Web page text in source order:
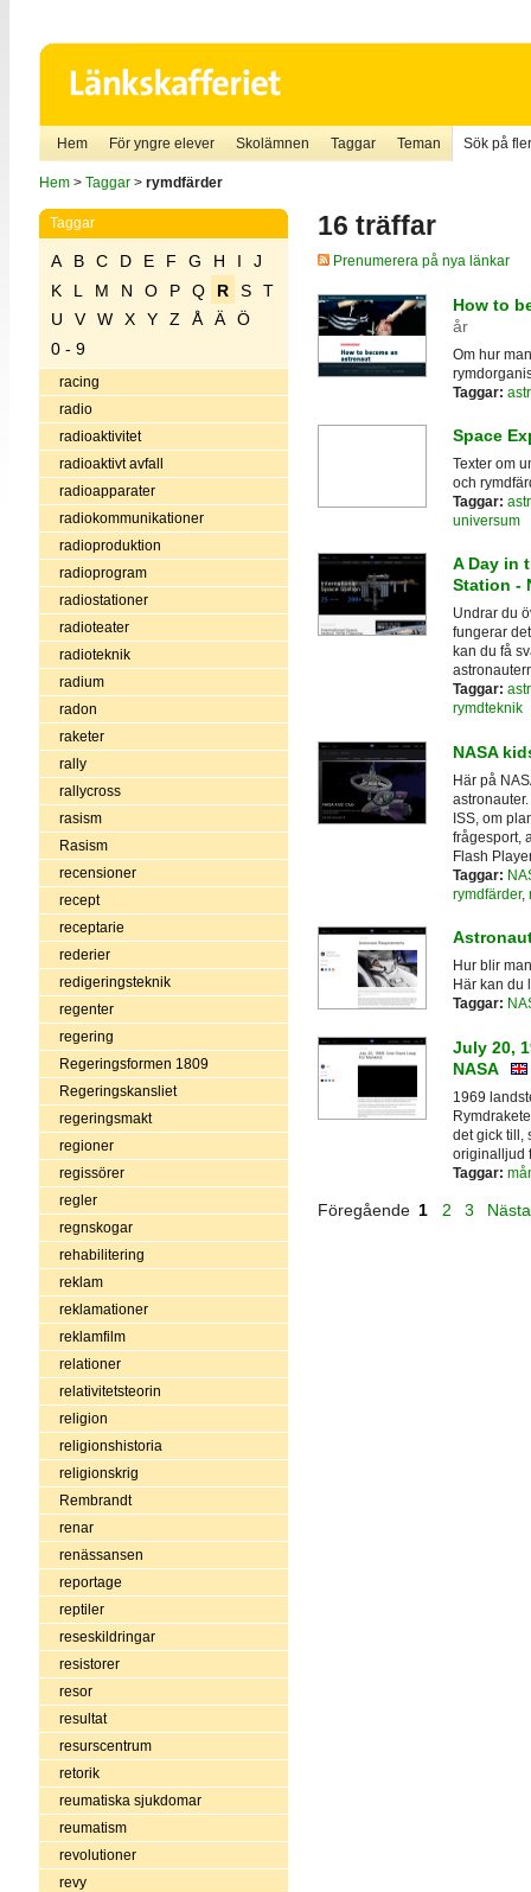
Hem För yngre elever Skolämnen Taggar Teman Sök på
Hem> Taggar> rymdfärder
Taggar
A B C D E F G H I
J
K
L M N O P Q R S
T
U
V W X Y Z Å Ä
Ö
0 - 9
racing
radio
radioaktivitet
radioaktivt avfall
radioapparater
radiokommunikationer
radioproduktion
radioprogram
radiostationer
radioteater
radioteknik
radium
radon
raketer
rally
rallycross
rasism
Rasism
recensioner
recept
receptarie
rederier
redigeringsteknik
regenter
regering
Regeringsformen 1809
Regeringskansliet
regeringsmakt
regioner
regissörer
regler
regnskogar
rehabilitering
reklam
reklamationer
reklamfilm
relationer
relativitetsteorin
religion
religionshistoria
religionskrig
Rembrandt
renar
renässansen
reportage
reptiler
reseskildringar
resistorer
resor
resultat
resurscentrum
retorik
reumatiska sjukdomar
reumatism
revolutioner
revy
16 träffar
Prenumerera på nya länkar
How to
år
Om hur
Taggar:
Space
Texter om
och
Taggar:
universum
A Day in
Station -
Undrar du
fungerar
kan du få
Taggar:
rymdteknik
NASA
Här på
ISS, om
frågesport,
Flash
Taggar:
rymdfärder,
Hur blir
Här kan du
Taggar:
July 20,
NASA
1969
det gick till,
originalljud
Taggar:
Föregående 1 2 3